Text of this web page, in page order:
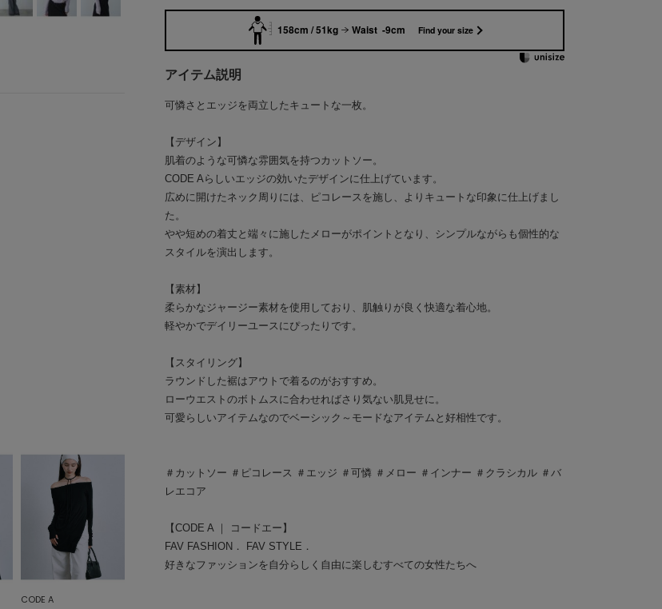
158cm / 51kg Waist -9cm Find your size
アイテム説明
可憐さとエッジを両立したキュートな一枚。
【デザイン】
肌着のような可憐な雰囲気を持つカットソー。
CODE Aらしいエッジの効いたデザインに仕上げています。
広めに開けたネック周りには、ピコレースを施し、よりキュートな印象に仕上げまし
た。
やや短めの着丈と端々に施したメローがポイントとなり、シンプルながらも個性的な
スタイルを演出します。
【素材】
柔らかなジャージー素材を使用しており、肌触りが良く快適な着心地。
軽やかでデイリーユースにぴったりです。
【スタイリング】
ラウンドした裾はアウトで着るのがおすすめ。
ローウエストのボトムスに合わせればさり気ない肌見せに。
可愛らしいアイテムなのでベーシック～モードなアイテムと好相性です。
＃カットソー ＃ピコレース ＃エッジ ＃可憐 ＃メロー ＃インナー ＃クラシカル ＃バ
レエコア
【CODE A ｜ コードエー】
FAV FASHION． FAV STYLE．
好きなファッションを自分らしく自由に楽しむすべての女性たちへ
CODE A